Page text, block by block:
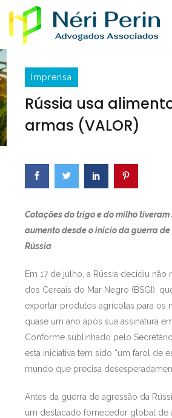
Imprensa
Rússia usa
armas (VALOR)
Cotações do trigo e do milho tiveram
aumento desde o início da guerra
Rússia
Em 17 de julho, a Rússia decidiu não
dos Cereais do Mar Negro (BSGI),
exportar produtos agrícolas para os
quase um ano após sua assinatura
Conforme sublinhado pelo
esta iniciativa tem sido “um farol de
mundo que precisa
Antes da guerra de agressão da
um destacado fornecedor global de